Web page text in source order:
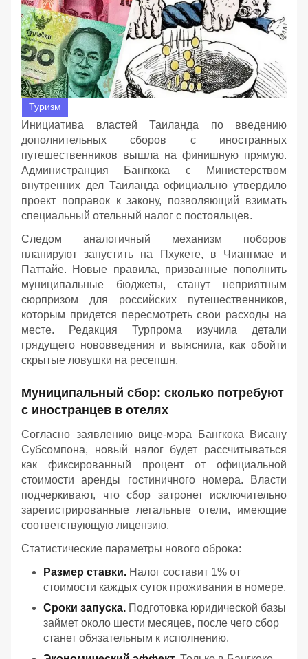
Туризм
Инициатива властей Таиланда по введению
дополнительных сборов с иностранных
путешественников вышла на финишную прямую.
Администранция Бангкока с Министерством
внутренних дел Таиланда официально утвердило
проект поправок к закону, позволяющий взимать
специальный отельный налог с постояльцев.
Следом аналогичный механизм поборов
планируют запустить на Пхукете, в Чиангмае и
Паттайе. Новые правила, призванные пополнить
муниципальные бюджеты, станут неприятным
сюрпризом для российских путешественников,
которым придется пересмотреть свои расходы на
месте. Редакция Турпрома изучила детали
грядущего нововведения и выяснила, как обойти
скрытые ловушки на ресепшн.
Муниципальный сбор: сколько потребуют
с иностранцев в отелях
Согласно заявлению вице-мэра Бангкока Висану
Субсомпона, новый налог будет рассчитываться
как фиксированный процент от официальной
стоимости аренды гостиничного номера. Власти
подчеркивают, что сбор затронет исключительно
зарегистрированные легальные отели, имеющие
соответствующую лицензию.
Статистические параметры нового оброка:
Размер ставки. Налог составит 1% от
стоимости каждых суток проживания в номере.
Сроки запуска. Подготовка юридической базы
займет около шести месяцев, после чего сбор
станет обязательным к исполнению.